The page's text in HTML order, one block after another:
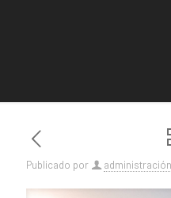
Publicado por administración